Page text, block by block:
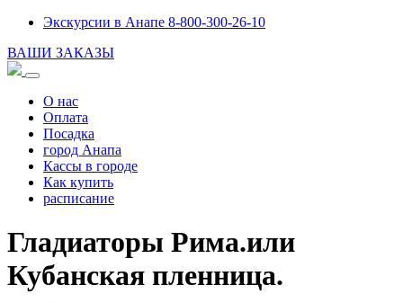
Экскурсии в Анапе 8-800-300-26-10
ВАШИ ЗАКАЗЫ
О нас
Оплата
Посадка
город Анапа
Кассы в городе
Как купить
расписание
Гладиаторы Рима.или
Кубанская пленница.